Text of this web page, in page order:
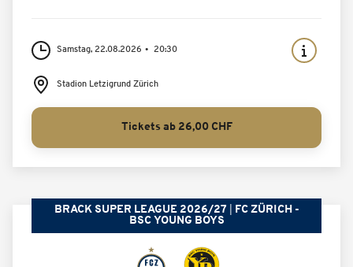
Samstag, 22.08.2026 20:30
Stadion Letzigrund Zürich
Tickets ab 26,00 CHF
BRACK SUPER LEAGUE 2026/27
FC ZÜRICH -
BSC YOUNG BOYS